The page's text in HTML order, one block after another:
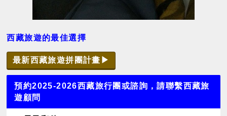
西藏旅遊的最佳選擇
最新西藏旅遊拼團計畫▶
預約2025-2026西藏旅行團或諮詢，請聯繫西藏旅
遊顧問